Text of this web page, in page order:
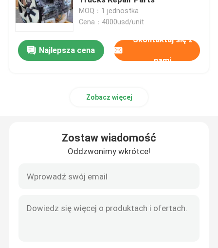
Pompa hydrauliczna
Podróżna skrzynia biegów
Silnik Perkinsa
Silnik Weichai
MOQ：1 jednostka
Cena：4000usd/unit
Najlepsza cena
Skontaktuj się z
nami
Zobacz więcej
Zostaw wiadomość
Oddzwonimy wkrótce!